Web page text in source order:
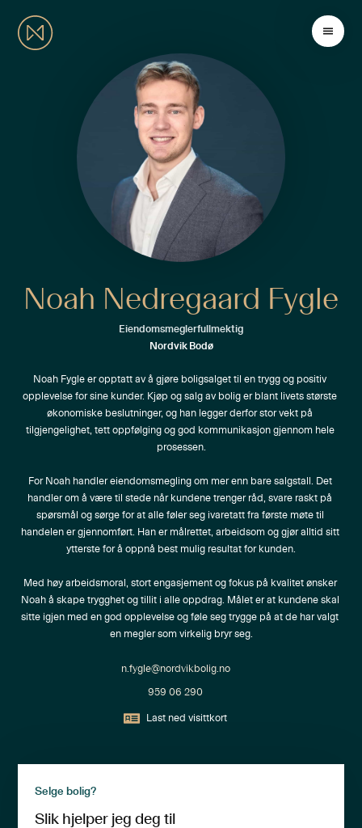
Noah Nedregaard Fygle
Eiendomsmeglerfullmektig
Nordvik Bodø
Noah Fygle er opptatt av å gjøre boligsalget til en trygg og positiv
opplevelse for sine kunder. Kjøp og salg av bolig er blant livets største
økonomiske beslutninger, og han legger derfor stor vekt på
tilgjengelighet, tett oppfølging og god kommunikasjon gjennom hele
prosessen.
For Noah handler eiendomsmegling om mer enn bare salgstall. Det
handler om å være til stede når kundene trenger råd, svare raskt på
spørsmål og sørge for at alle føler seg ivaretatt fra første møte til
handelen er gjennomført. Han er målrettet, arbeidsom og gjør alltid sitt
ytterste for å oppnå best mulig resultat for kunden.
Med høy arbeidsmoral, stort engasjement og fokus på kvalitet ønsker
Noah å skape trygghet og tillit i alle oppdrag. Målet er at kundene skal
sitte igjen med en god opplevelse og føle seg trygge på at de har valgt
en megler som virkelig bryr seg.
n.fygle@nordvikbolig.no
959 06 290
Last ned visittkort
Selge bolig?
Slik hjelper jeg deg til